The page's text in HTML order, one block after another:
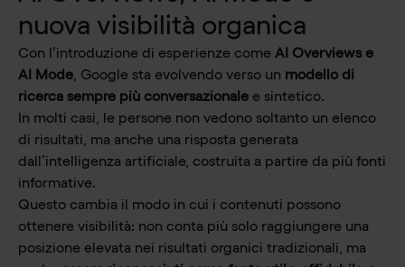
nuova visibilità organica
Con l’introduzione di esperienze come AI Overviews e
AI Mode , Google sta evolvendo verso un modello di
ricerca sempre più conversazionale e sintetico.
In molti casi, le persone non vedono soltanto un elenco
di risultati, ma anche una risposta generata
dall’intelligenza artificiale, costruita a partire da più fonti
informative.
Questo cambia il modo in cui i contenuti possono
ottenere visibilità: non conta più solo raggiungere una
posizione elevata nei risultati organici tradizionali, ma